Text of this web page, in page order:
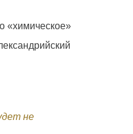
«химическое»
не